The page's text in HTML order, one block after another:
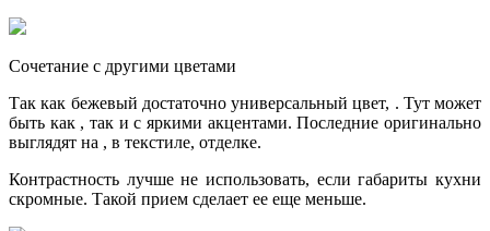
Сочетание с другими цветами
Так как бежевый достаточно универсальный цвет, . Тут может
быть как , так и с яркими акцентами. Последние оригинально
выглядят на , в текстиле, отделке.
Контрастность лучше не использовать, если габариты кухни
скромные. Такой прием сделает ее еще меньше.